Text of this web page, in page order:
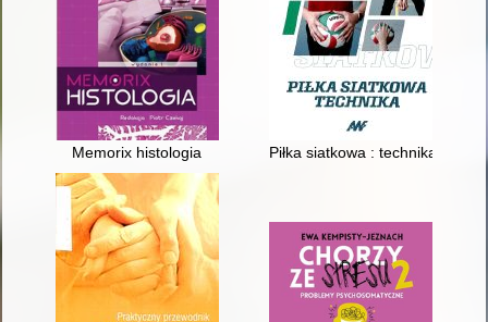
Memorix histologia Piłka siatkowa : technika